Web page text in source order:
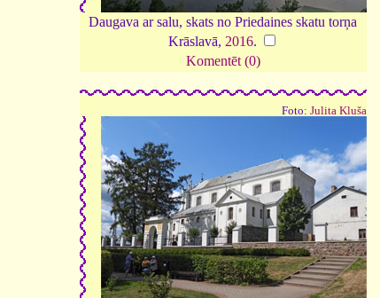
Daugava ar salu, skats no Priedaines skatu torņa
Krāslavā, 2016.
Komentēt (0)
Foto: Julita Kluša